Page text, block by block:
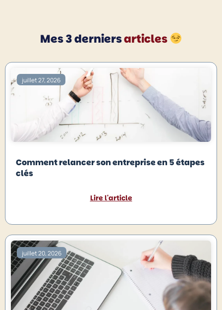
Mes 3 derniersarticles
juillet 27, 2026
Comment relancer son entreprise en 5 étapes
clés
Lire l'article
juillet 20, 2026